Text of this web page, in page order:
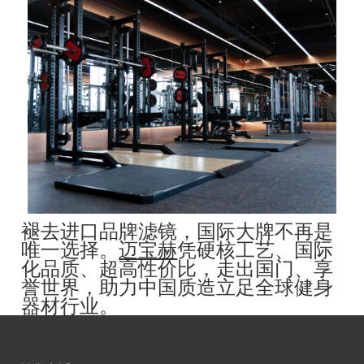
褪去进口品牌滤镜，国际大牌不再是
唯一选择。迈宝赫凭硬核工艺、国际
化品质、超高性价比，走出国门、享
誉世界，助力中国质造立足全球健身
器材行业。